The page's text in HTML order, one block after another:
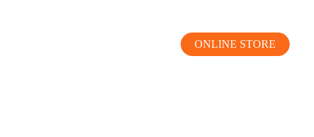
ONLINE STORE